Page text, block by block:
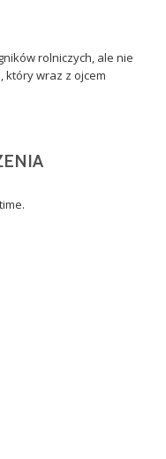
rolniczych, ale nie
który wraz z ojcem